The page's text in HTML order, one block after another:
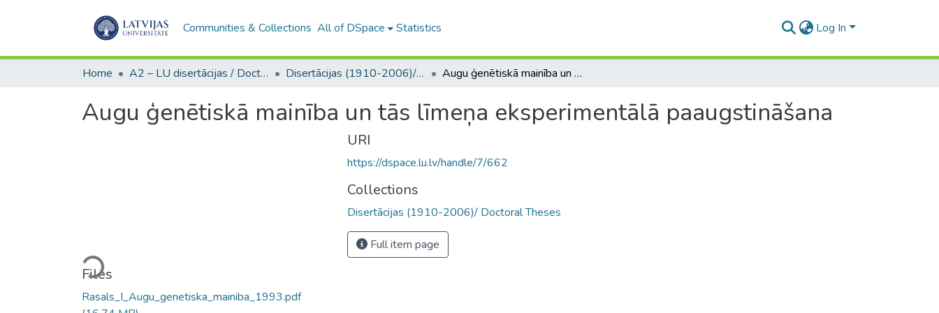
Communities & Collections All of DSpace Statistics Log In
Home A2 – LU disertācijas / Doctoral theses UL Disertācijas (1910-2006)/ Doctoral Theses Augu ģenētiskā mainība un tās līmeņa eksperimentālā paaugstināšana
Augu ģenētiskā mainība un tās līmeņa eksperimentālā paaugstināšana
Loading...
Files
Rasals_I_Augu_genetiska_mainiba_1993.pdf
URI
https://dspace.lu.lv/handle/7/662
Collections
Disertācijas (1910-2006)/ Doctoral Theses
Full item page